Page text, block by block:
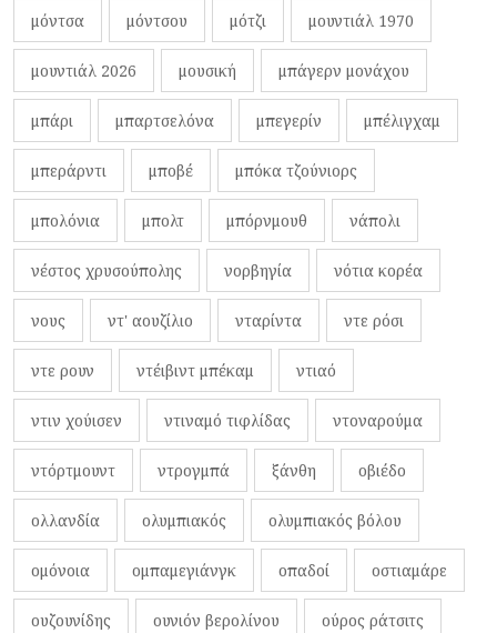
μόντσα μόντσου μότζι μουντιάλ 1970
μουντιάλ 2026 μουσική μπάγερν μονάχου
μπάρι μπαρτσελόνα μπεγερίν μπέλιγχαμ
μπεράρντι μποβέ μπόκα τζούνιορς
μπολόνια μπολτ μπόρνμουθ νάπολι
νέστος χρυσούπολης νορβηγία νότια κορέα
νους ντ' αουζίλιο νταρίντα ντε ρόσι
ντε ρουν ντέιβιντ μπέκαμ ντιαό
ντιν χούισεν ντιναμό τιφλίδας ντοναρούμα
ντόρτμουντ ντρογμπά ξάνθη οβιέδο
ολλανδία ολυμπιακός ολυμπιακός βόλου
ομόνοια ομπαμεγιάνγκ οπαδοί οστιαμάρε
ουζουνίδης ουνιόν βερολίνου ούρος ράτσιτς